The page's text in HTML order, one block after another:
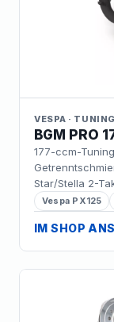
VESPA · TUNING
BGM PRO
177-ccm-
Star/Stella 2-
Drehmoment
&-Play-
Vespa PX125
IM SHOP